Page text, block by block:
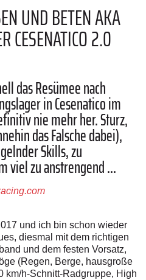
UND BETEN AKA
CESENATICO 2.0
das Resümee nach
in Cesenatico im
nie mehr her. Sturz,
das Falsche dabei),
Skills, zu
viel zu anstrengend ...
und ich bin schon wieder
diesmal mit dem richtigen
und dem festen Vorsatz,
(Regen, Berge, hausgroße
km/h-Schnitt-Radgruppe, High